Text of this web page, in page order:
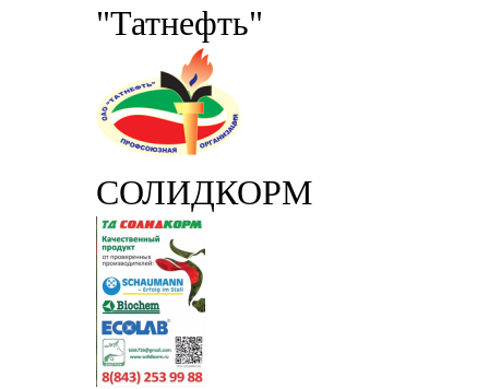
"Татнефть"
СОЛИДКОРМ